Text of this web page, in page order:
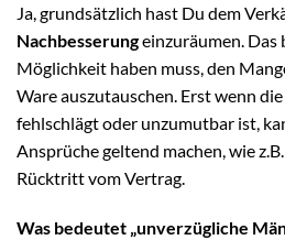
Ja, grundsätzlich hast Du dem
Nachbesserungeinzuräumen. Das
Möglichkeit haben muss, den
Ware auszutauschen. Erst wenn
fehlschlägt oder unzumutbar ist,
Ansprüche geltend machen, wie
Rücktritt vom Vertrag.
Was bedeutet „unverzügliche